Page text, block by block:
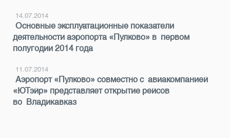
14.07.2014
Основные эксплуатационные показатели
деятельности аэропорта «Пулково» в первом
полугодии 2014 года
11.07.2014
Аэропорт «Пулково» совместно с авиакомпанией
«ЮТэйр» представляет открытие рейсов
во Владикавказ